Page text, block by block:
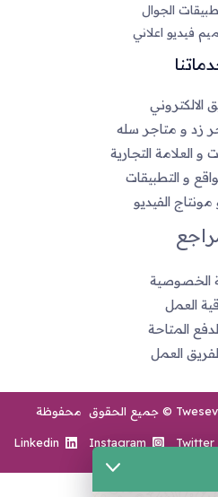
الجوال
فيديو اعلاني
الالكتروني
زد و متاجر سله
و العلامة التجارية
و التطبيقات
الفيديو
الخصوصية
العمل
المتاحة
العمل
Twitter
Instagram
Linkedin